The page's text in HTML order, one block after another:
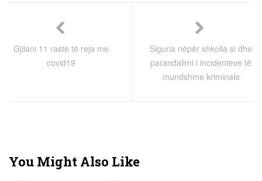
Gjilani 11 raste të reja me
covid19
Siguria nëpër shkolla si dhe
parandalimi i incidenteve të
mundshme kriminale
You Might Also Like